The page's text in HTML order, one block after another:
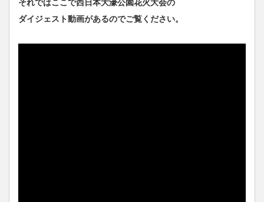
それではここで西日本大濠公園花火大会の
ダイジェスト動画があるのでご覧ください。